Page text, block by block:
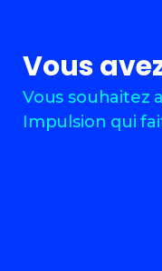
Vous
Vous souhaitez
Impulsion qui